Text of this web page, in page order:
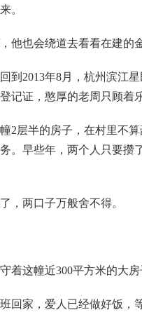
。
也会绕道去看看在建的
2013年8月，杭州滨江星
记证，憨厚的老周只顾着
半的房子，在村里不算
。早些年，两个人只要攒
两口子万般舍不得。
这幢近300平方米的大房
家，爱人已经做好饭，